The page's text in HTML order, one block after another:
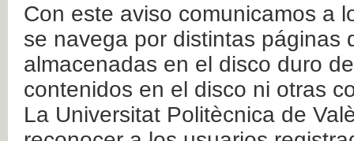
Con este aviso comunicamos a
se navega por distintas páginas
almacenadas en el disco duro
contenidos en el disco ni otras
La Universitat Politècnica de